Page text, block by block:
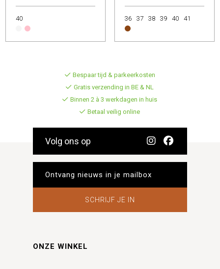
40 36 37 38 39 40 41
Bespaar tijd & parkeerkosten
Gratis verzending in BE & NL
Binnen 2 à 3 werkdagen in huis
Betaal veilig online
Volg ons op
SCHRIJF JE IN
ONZE WINKEL